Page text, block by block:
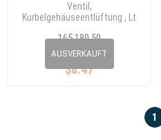
AUSVERKAUFT
Ventil,
Kurbelgehäuseentlüftung , Lt
165 180 50
$8.47
068 129 101 A
1